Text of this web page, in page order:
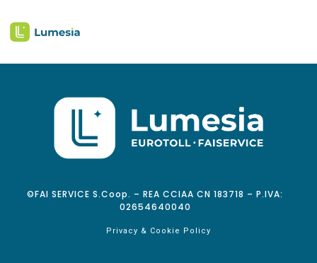
©FAI SERVICE S.Coop. – REA CCIAA CN 183718 – P.IVA:
02654640040
Privacy & Cookie Policy